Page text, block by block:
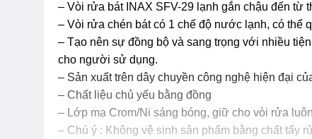
– Vòi rửa bát INAX SFV-29 lạnh gắn chậu đến từ
– Vòi rửa chén bát có 1 chế độ nước lạnh, có thể
– Tạo nên sự đồng bộ và sang trọng với nhiều
cho người sử dụng.
– Sản xuất trên dây chuyền công nghệ hiện đại
– Chất liệu chủ yếu bằng đồng
– Lớp mạ Crom/Ni sáng bóng, giữ cho vòi rửa
– Chú ý : Không vệ sinh sản phẩm bằng chất tẩy